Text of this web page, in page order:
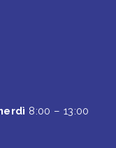
8:00 – 13:00